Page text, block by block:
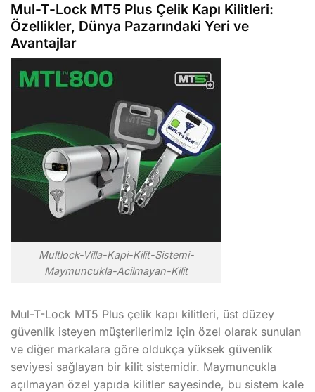
Mul-T-Lock MT5 Plus Çelik Kapı Kilitleri:
Özellikler, Dünya Pazarındaki Yeri ve
Avantajlar
Multlock-Villa-Kapi-Kilit-Sistemi-
Maymuncukla-Acilmayan-Kilit
Mul-T-Lock MT5 Plus çelik kapı kilitleri, üst düzey
güvenlik isteyen müşterilerimiz için özel olarak sunulan
ve diğer markalara göre oldukça yüksek güvenlik
seviyesi sağlayan bir kilit sistemidir. Maymuncukla
açılmayan özel yapıda kilitler sayesinde, bu sistem kale